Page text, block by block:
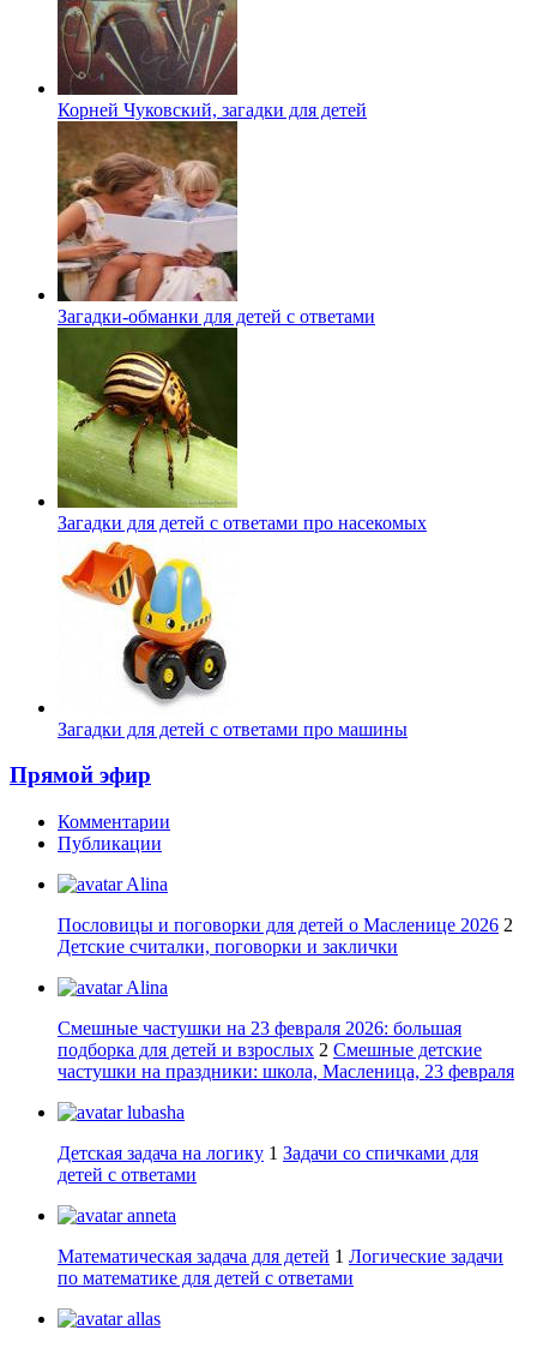
Корней Чуковский, загадки для детей
Загадки-обманки для детей с ответами
Загадки для детей с ответами про насекомых
Загадки для детей с ответами про машины
Прямой эфир
Комментарии
Публикации
Alina
Пословицы и поговорки для детей о Масленице 2026 2
Детские считалки, поговорки и заклички
Alina
Смешные частушки на 23 февраля 2026: большая
подборка для детей и взрослых 2 Смешные детские
частушки на праздники: школа, Масленица, 23 февраля
lubasha
Детская задача на логику 1 Задачи со спичками для
детей с ответами
anneta
Математическая задача для детей 1 Логические задачи
по математике для детей с ответами
allas